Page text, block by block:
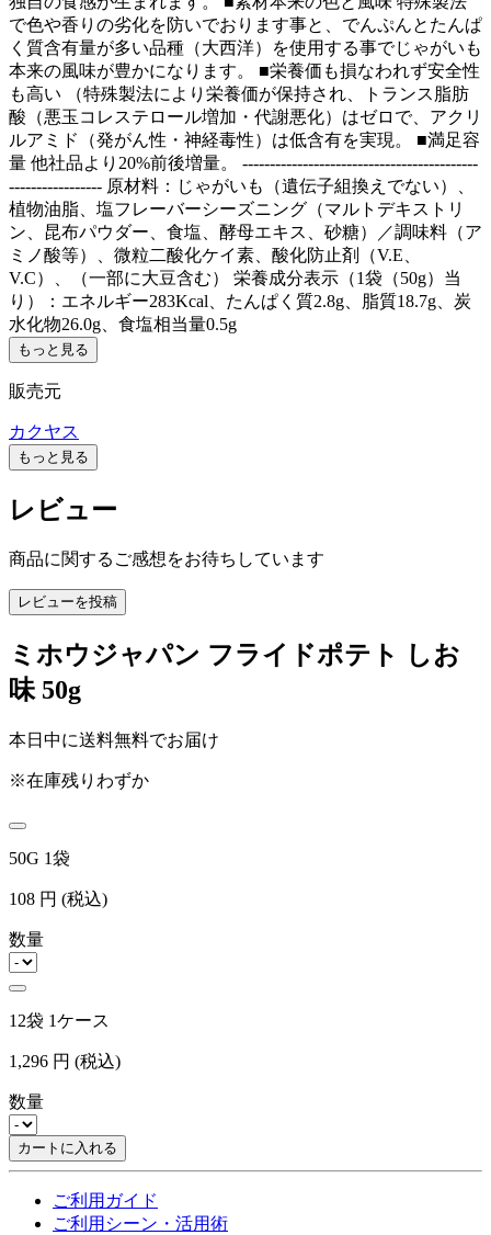
で色や香りの劣化を防いでおります事と、でんぷんとたんぱ
く質含有量が多い品種（大西洋）を使用する事でじゃがいも
本来の風味が豊かになります。 ■栄養価も損なわれず安全性
も高い （特殊製法により栄養価が保持され、トランス脂肪
酸（悪玉コレステロール増加・代謝悪化）はゼロで、アクリ
ルアミド（発がん性・神経毒性）は低含有を実現。 ■満足容
量 他社品より20%前後増量。 -------------------------------------------
----------------- 原材料：じゃがいも（遺伝子組換えでない）、
植物油脂、塩フレーバーシーズニング（マルトデキストリ
ン、昆布パウダー、食塩、酵母エキス、砂糖）／調味料（ア
ミノ酸等）、微粒二酸化ケイ素、酸化防止剤（V.E、
V.C）、（一部に大豆含む） 栄養成分表示（1袋（50g）当
り）：エネルギー283Kcal、たんぱく質2.8g、脂質18.7g、炭
水化物26.0g、食塩相当量0.5g
もっと見る
販売元
カクヤス
もっと見る
レビュー
商品に関するご感想をお待ちしています
レビューを投稿
ミホウジャパン フライドポテト しお
味 50g
本日中に送料無料でお届け
※在庫残りわずか
50G 1袋
108 円 (税込)
数量
12袋 1ケース
1,296 円 (税込)
数量
カートに入れる
ご利用ガイド
ご利用シーン・活用術